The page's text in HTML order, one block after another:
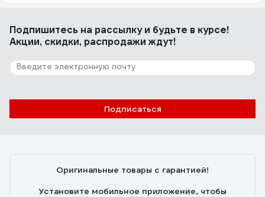
Подпишитесь на рассылкуи будьте в курсе!
Акции, скидки, распродажи ждут!
Подписаться
Оригинальные товары с гарантией!
Установите мобильное приложение, чтобы